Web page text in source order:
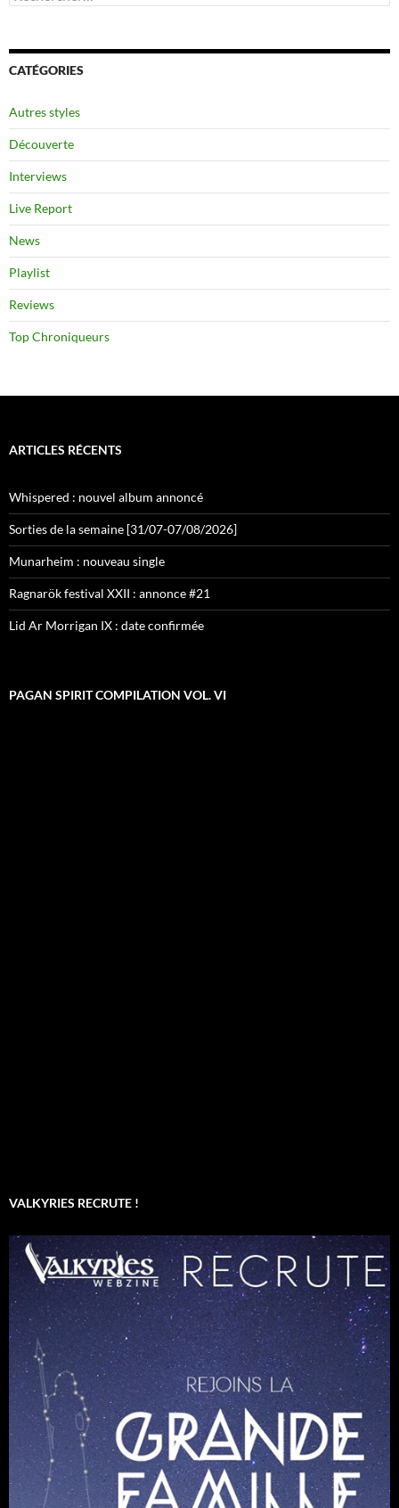
CATÉGORIES
Autres styles
Découverte
Interviews
Live Report
News
Playlist
Reviews
Top Chroniqueurs
ARTICLES RÉCENTS
Whispered : nouvel album annoncé
Sorties de la semaine [31/07-07/08/2026]
Munarheim : nouveau single
Ragnarök festival XXII : annonce #21
Lid Ar Morrigan IX : date confirmée
PAGAN SPIRIT COMPILATION VOL. VI
VALKYRIES RECRUTE !